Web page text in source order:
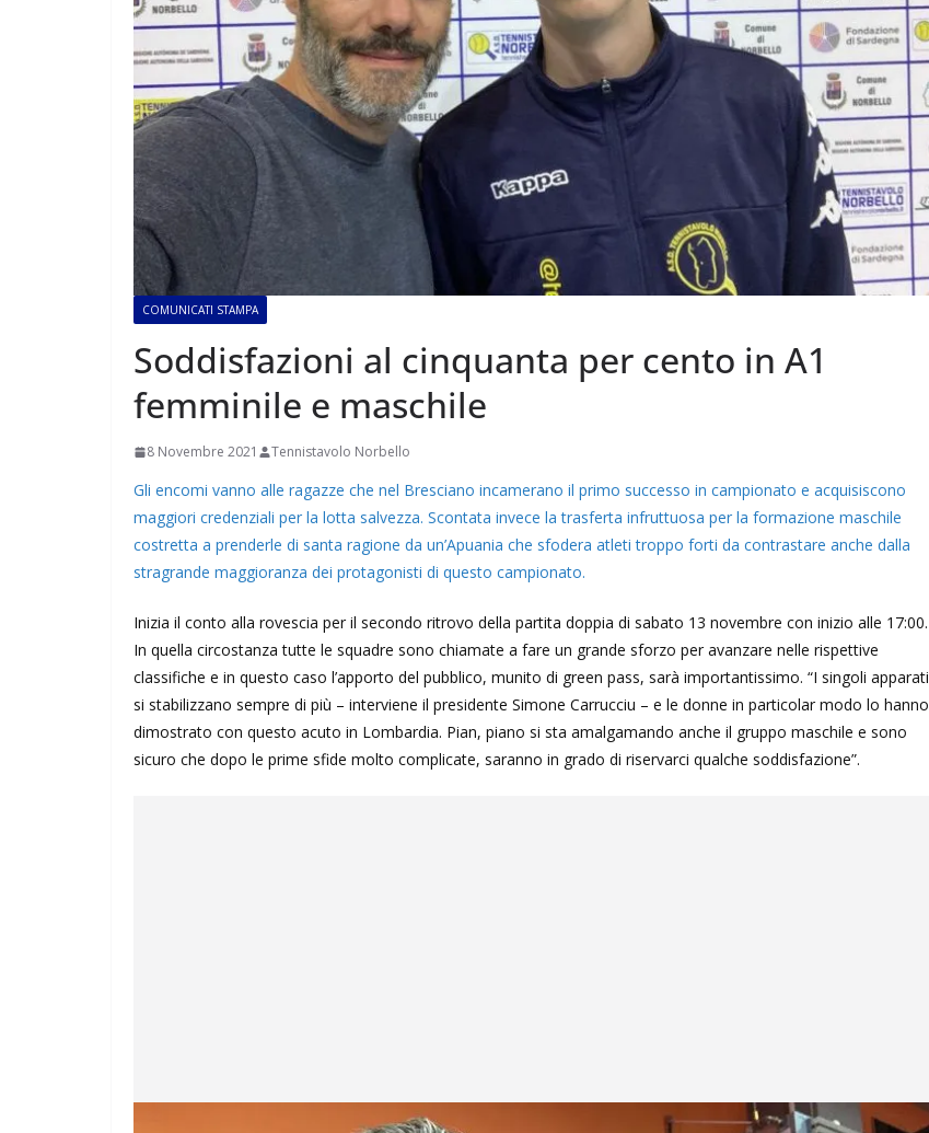
COMUNICATI STAMPA
Soddisfazioni al cinquanta per cento in A1
femminile e maschile
8 Novembre 2021 Tennistavolo Norbello
Gli encomi vanno alle ragazze che nel Bresciano incamerano il primo successo in campionato e acquisiscono
maggiori credenziali per la lotta salvezza. Scontata invece la trasferta infruttuosa per la formazione maschile
costretta a prenderle di santa ragione da un’Apuania che sfodera atleti troppo forti da contrastare anche dalla
stragrande maggioranza dei protagonisti di questo campionato.
Inizia il conto alla rovescia per il secondo ritrovo della partita doppia di sabato 13 novembre con inizio alle 17:00.
In quella circostanza tutte le squadre sono chiamate a fare un grande sforzo per avanzare nelle rispettive
classifiche e in questo caso l’apporto del pubblico, munito di green pass, sarà importantissimo. “I singoli apparati
si stabilizzano sempre di più – interviene il presidente Simone Carrucciu – e le donne in particolar modo lo hanno
dimostrato con questo acuto in Lombardia. Pian, piano si sta amalgamando anche il gruppo maschile e sono
sicuro che dopo le prime sfide molto complicate, saranno in grado di riservarci qualche soddisfazione”.